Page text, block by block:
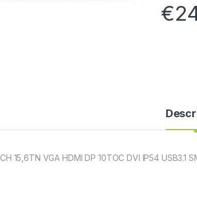
€
15,6TN VGA HDMI DP 10TOC DVI IP54 USB3.1